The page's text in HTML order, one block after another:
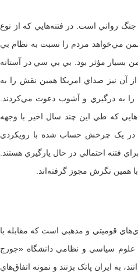
رواني است. در فتنه‌هايي که از نوع
مي‌خواهد مردم را نسبت به نظام بي
نمي‌کنيم که در فتنه 88 نقش رسانه‌هاي دشمن بسيار مؤثر بود. بي بي سي در آستانه
و چندي قبل از آن نيز صداي امريکا همين نقش را به
را به درگيري و آشوب دعوت مي‌کردند.
که طي اين چند سال اخير با وجهه
در يک چرخش حساب شده با رويکردي
فتنه احتمالي در حال يارگيري هستند.
همين نگرش مجوز گرفته‌اند.
قوميتي و مذهبي است که مقابله با
علوم سياسي و نظامي دانشگاه «جورج
به ايران پاتک بزنند و نمونه اتفاق‌هاي